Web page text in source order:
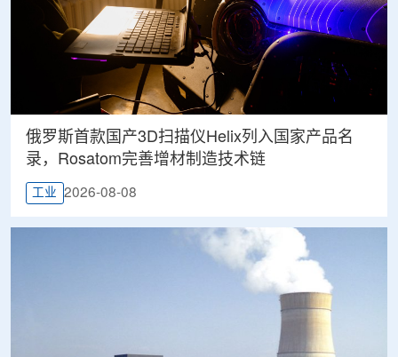
俄罗斯首款国产3D扫描仪Helix列入国家产品名
录，Rosatom完善增材制造技术链
工业 2026-08-08